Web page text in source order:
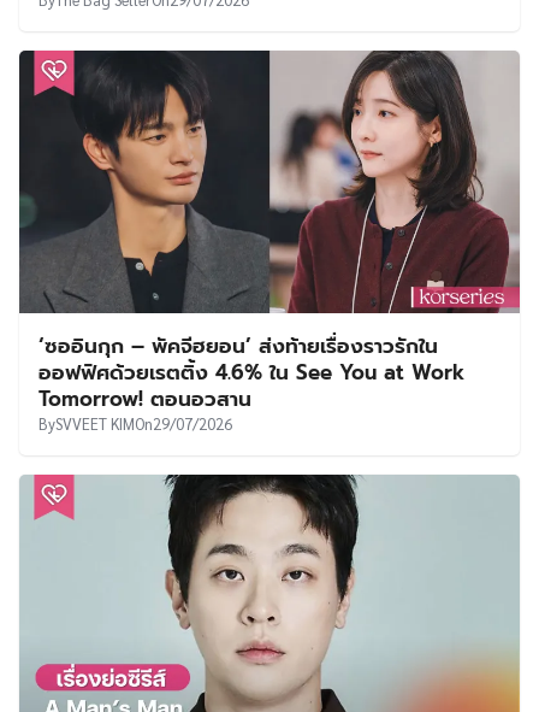
‘ซออินกุก – พัคจีฮยอน’ ส่งท้ายเรื่องราวรักใน
ออฟฟิศด้วยเรตติ้ง 4.6% ใน See You at Work
Tomorrow! ตอนอวสาน
BySVVEET KIMOn29/07/2026